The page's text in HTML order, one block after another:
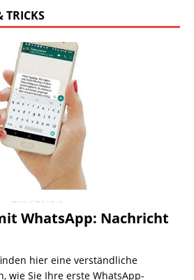
TRICKS
WhatsApp: Nachricht
hier eine verständliche
wie Sie Ihre erste WhatsApp-